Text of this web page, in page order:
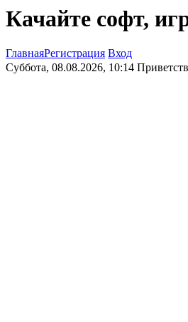
Качайте софт,
ГлавнаяРегистрация Вход
Суббота, 08.08.2026, 10:14